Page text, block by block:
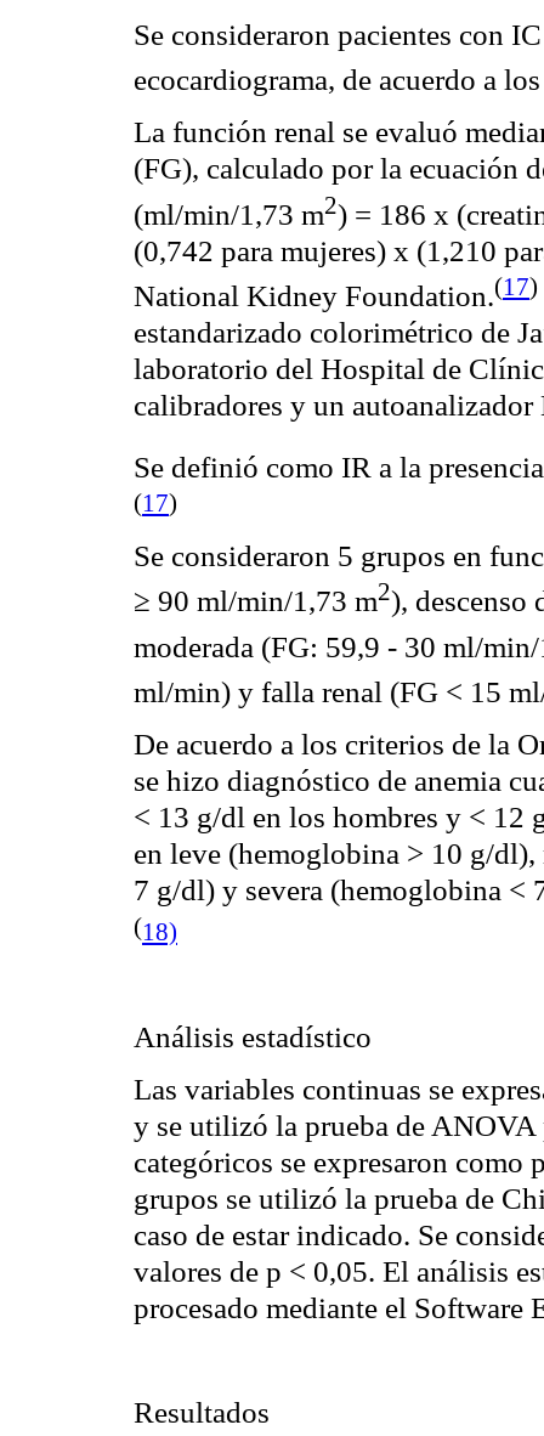
Se consideraron pacientes con
ecocardiograma, de acuerdo a
La función renal se evaluó
(FG), calculado por la ecuación
(ml/min/1,73 m2) = 186 x (
(0,742 para mujeres) x (1,210
National Kidney Foundation.(17)
estandarizado colorimétrico de
laboratorio del Hospital de
calibradores y un autoanalizador
Se definió como IR a la
(17)
Se consideraron 5 grupos en
≥ 90 ml/min/1,73 m2),
moderada (FG: 59,9 - 30 ml/min
ml/min) y falla renal (FG < 15 ml
De acuerdo a los criterios de la
se hizo diagnóstico de anemia
< 13 g/dl en los hombres y < 12
en leve (hemoglobina > 10 g/dl),
7 g/dl) y severa (hemoglobina <
(18)
Análisis estadístico
Las variables continuas se
y se utilizó la prueba de ANOVA
categóricos se expresaron como
grupos se utilizó la prueba de
caso de estar indicado. Se
valores de p < 0,05. El análisis
procesado mediante el Software
Resultados